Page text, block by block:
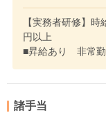
【実務者研修】
円以上
■昇給あり 非常勤
諸手当